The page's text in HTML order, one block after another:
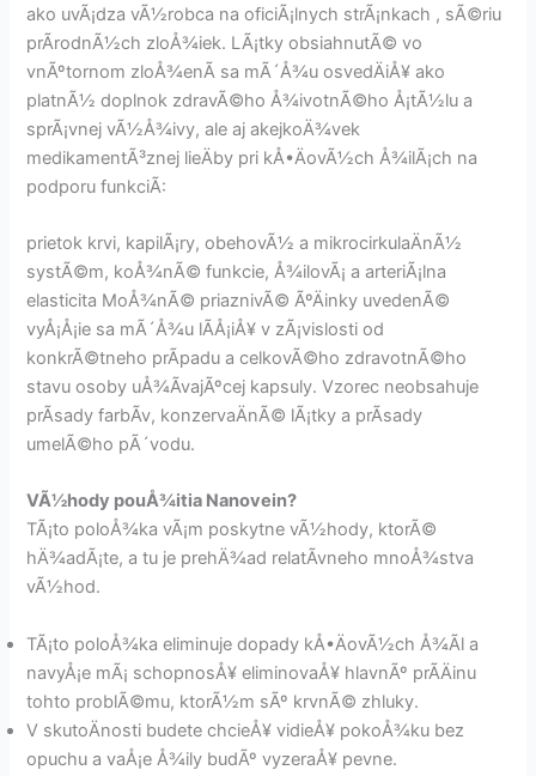
ako uvÃ¡dza vÃ½robca na oficiÃ¡lnych strÃ¡nkach , sÃ©riu
prÃ­rodnÃ½ch zloÅ¾iek. LÃ¡tky obsiahnutÃ© vo
vnÃºtornom zloÅ¾enÃ­ sa mÃ´Å¾u osvedÄiÅ¥ ako
platnÃ½ doplnok zdravÃ©ho Å¾ivotnÃ©ho Å¡tÃ½lu a
sprÃ¡vnej vÃ½Å¾ivy, ale aj akejkoÄ¾vek
medikamentÃ³znej lieÄby pri kÅ•ÄovÃ½ch Å¾ilÃ¡ch na
podporu funkciÃ­:
prietok krvi, kapilÃ¡ry, obehovÃ½ a mikrocirkulaÄnÃ½
systÃ©m, koÅ¾nÃ© funkcie, Å¾ilovÃ¡ a arteriÃ¡lna
elasticita MoÅ¾nÃ© priaznivÃ© ÃºÄinky uvedenÃ©
vyÅ¡Å¡ie sa mÃ´Å¾u lÃ­Å¡iÅ¥ v zÃ¡vislosti od
konkrÃ©tneho prÃ­padu a celkovÃ©ho zdravotnÃ©ho
stavu osoby uÅ¾Ã­vajÃºcej kapsuly. Vzorec neobsahuje
prÃ­sady farbÃ­v, konzervaÄnÃ© lÃ¡tky a prÃ­sady
umelÃ©ho pÃ´vodu.
VÃ½hody pouÅ¾itia Nanovein?
TÃ¡to poloÅ¾ka vÃ¡m poskytne vÃ½hody, ktorÃ©
hÄ¾adÃ¡te, a tu je prehÄ¾ad relatÃ­vneho mnoÅ¾stva
vÃ½hod.
TÃ¡to poloÅ¾ka eliminuje dopady kÅ•ÄovÃ½ch Å¾Ã­l a
navyÅ¡e mÃ¡ schopnosÅ¥ eliminovaÅ¥ hlavnÃº prÃ­Äinu
tohto problÃ©mu, ktorÃ½m sÃº krvnÃ© zhluky.
V skutoÄnosti budete chcieÅ¥ vidieÅ¥ pokoÅ¾ku bez
opuchu a vaÅ¡e Å¾ily budÃº vyzeraÅ¥ pevne.